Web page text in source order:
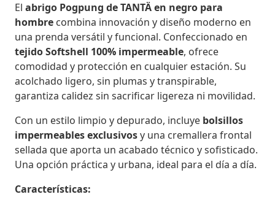
El abrigo Pogpung de TANTÄ en negro para
hombre combina innovación y diseño moderno en
una prenda versátil y funcional. Confeccionado en
tejido Softshell 100% impermeable, ofrece
comodidad y protección en cualquier estación. Su
acolchado ligero, sin plumas y transpirable,
garantiza calidez sin sacrificar ligereza ni movilidad.
Con un estilo limpio y depurado, incluye bolsillos
impermeables exclusivosy una cremallera frontal
sellada que aporta un acabado técnico y sofisticado.
Una opción práctica y urbana, ideal para el día a día.
Características: